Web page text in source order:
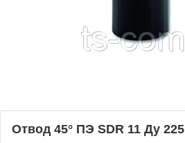
Отвод 45° ПЭ SDR 11 Ду 225